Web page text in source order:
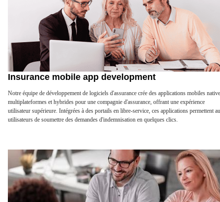
Insurance mobile app development
Notre équipe de développement de logiciels d'assurance crée des applications mobiles
multiplateformes et hybrides pour une compagnie d'assurance, offrant une expérience
utilisateur supérieure. Intégrées à des portails en libre-service, ces applications permettent
utilisateurs de soumettre des demandes d'indemnisation en quelques clics.